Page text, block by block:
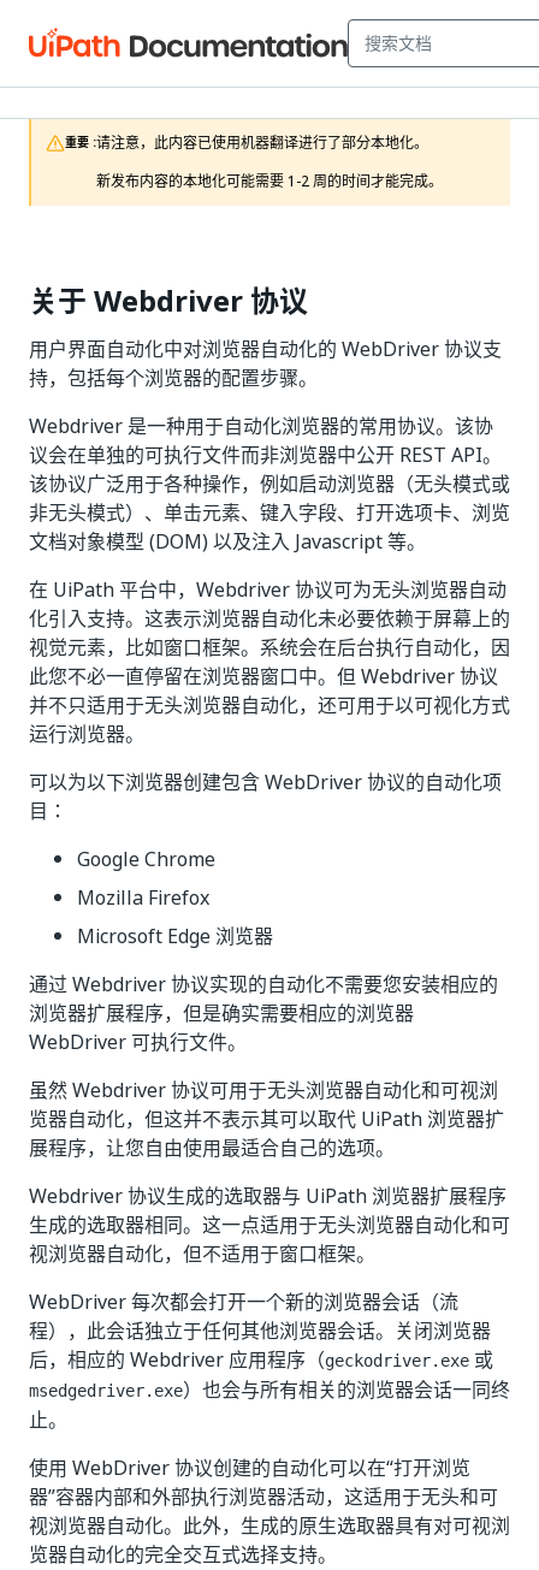
重要 :请注意，此内容已使用机器翻译进行了部分本地化。
新发布内容的本地化可能需要 1-2 周的时间才能完成。
关于 Webdriver 协议
用户界面自动化中对浏览器自动化的 WebDriver 协议支
持，包括每个浏览器的配置步骤。
Webdriver 是一种用于自动化浏览器的常用协议。该协
议会在单独的可执行文件而非浏览器中公开 REST API。
该协议广泛用于各种操作，例如启动浏览器（无头模式或
非无头模式）、单击元素、键入字段、打开选项卡、浏览
文档对象模型 (DOM) 以及注入 Javascript 等。
在 UiPath 平台中，Webdriver 协议可为无头浏览器自动
化引入支持。这表示浏览器自动化未必要依赖于屏幕上的
视觉元素，比如窗口框架。系统会在后台执行自动化，因
此您不必一直停留在浏览器窗口中。但 Webdriver 协议
并不只适用于无头浏览器自动化，还可用于以可视化方式
运行浏览器。
可以为以下浏览器创建包含 WebDriver 协议的自动化项
目：
Google Chrome
Mozilla Firefox
Microsoft Edge 浏览器
通过 Webdriver 协议实现的自动化不需要您安装相应的
浏览器扩展程序，但是确实需要相应的浏览器
WebDriver 可执行文件。
虽然 Webdriver 协议可用于无头浏览器自动化和可视浏
览器自动化，但这并不表示其可以取代 UiPath 浏览器扩
展程序，让您自由使用最适合自己的选项。
Webdriver 协议生成的选取器与 UiPath 浏览器扩展程序
生成的选取器相同。这一点适用于无头浏览器自动化和可
视浏览器自动化，但不适用于窗口框架。
WebDriver 每次都会打开一个新的浏览器会话（流
程），此会话独立于任何其他浏览器会话。关闭浏览器
后，相应的 Webdriver 应用程序（geckodriver.exe 或
msedgedriver.exe）也会与所有相关的浏览器会话一同终
止。
使用 WebDriver 协议创建的自动化可以在“打开浏览
器”容器内部和外部执行浏览器活动，这适用于无头和可
视浏览器自动化。此外，生成的原生选取器具有对可视浏
览器自动化的完全交互式选择支持。